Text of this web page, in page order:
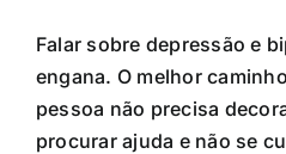
Falar sobre depressão e
engana. O melhor
pessoa não precisa
procurar ajuda e não se